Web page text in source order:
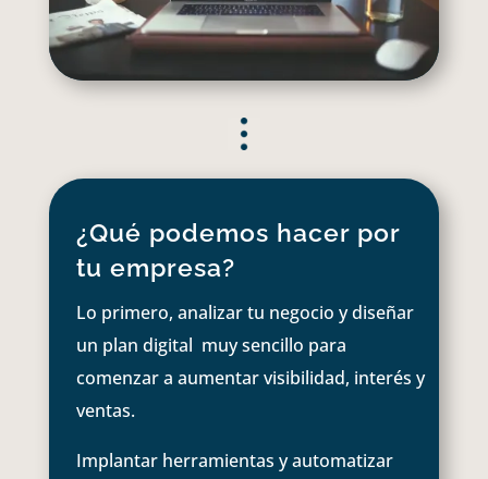
¿Qué podemos hacer por
tu empresa?
Lo primero, analizar tu negocio y diseñar
un plan digital muy sencillo para
comenzar a aumentar visibilidad, interés y
ventas.
Implantar herramientas y automatizar